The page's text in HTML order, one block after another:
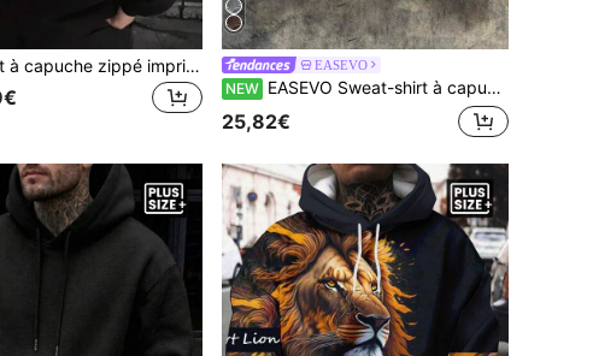
sweat-shirt à capuche zippé imprimé sabre samouraï et fleur de cerisier pour hommes grande taille, automne/hiver, Top à manches longues
EASEVO
NEW EASEVO Sweat-shirt à capuche déconstruit de style américain, coupe incurvée fendue, décontracté, pour vacances, extérieur et collège
25,82€